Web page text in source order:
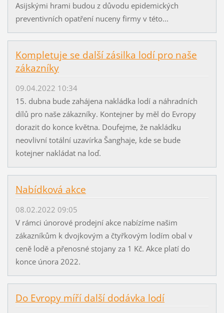
Asijskými hrami budou z důvodu epidemických
preventivních opatření nuceny firmy v této...
Kompletuje se další zásilka lodí pro naše
zákazníky
09.04.2022 10:34
15. dubna bude zahájena nakládka lodí a náhradních
dílů pro naše zákazníky. Kontejner by měl do Evropy
dorazit do konce května. Doufejme, že nakládku
neovlivní totální uzavírka Šanghaje, kde se bude
kotejner nakládat na loď.
Nabídková akce
08.02.2022 09:05
V rámci únorové prodejní akce nabízíme našim
zákazníkům k dvojkovým a čtyřkovým lodím obal v
ceně lodě a přenosné stojany za 1 Kč. Akce platí do
konce února 2022.
Do Evropy míří další dodávka lodí